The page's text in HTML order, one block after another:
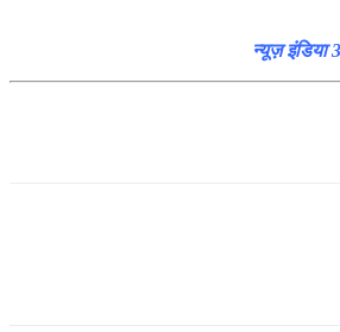
न्यूज़ इंडिया